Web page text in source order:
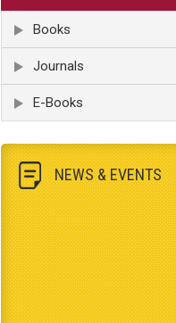
Books
Journals
E-Books
NEWS & EVENTS